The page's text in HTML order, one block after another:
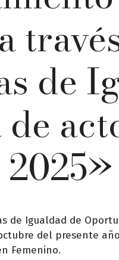
de
de Igualdad de
del presente
Femenino.